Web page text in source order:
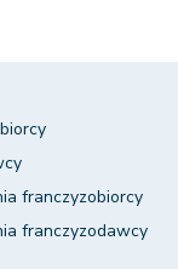
franczyzobiorcy
franczyzodawcy